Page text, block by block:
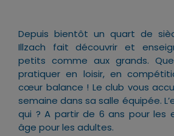
Depuis bientôt un quart de
Illzach fait découvrir et
petits comme aux grands.
pratiquer en loisir, en
cœur balance ! Le club vous
semaine dans sa salle équipée.
qui ? A partir de 6 ans pour
âge pour les adultes.